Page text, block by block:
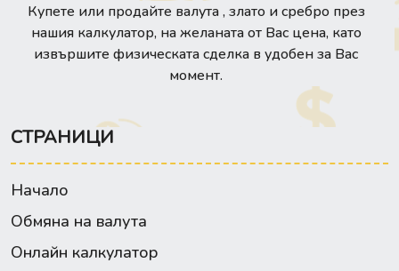
Купете или продайте валута , злато и сребро през
нашия калкулатор, на желаната от Вас цена, като
извършите физическата сделка в удобен за Вас
момент.
СТРАНИЦИ
Начало
Обмяна на валута
Онлайн калкулатор